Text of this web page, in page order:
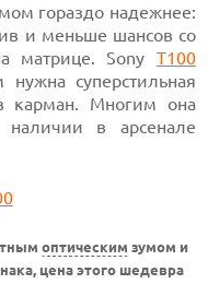
гораздо надежнее:
и меньше шансов со
матрице. Sony T100
суперстильная
карман. Многим она
в арсенале
оптическим зумом и
цена этого шедевра